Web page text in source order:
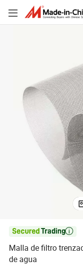

Malla de filtro
de agua